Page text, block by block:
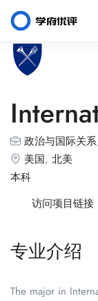
政治与国际关系,
美国, 北美
本科
访问项目链接
专业介绍
The major in